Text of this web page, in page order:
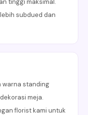
subdued dan
warna standing
meja.
florist kami untuk